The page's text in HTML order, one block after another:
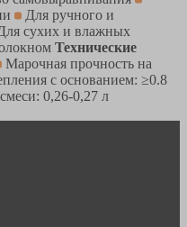
Для ручного и
сухих и влажных
Технические
Марочная прочность на
с основанием: ≥0.8
0,26-0,27 л